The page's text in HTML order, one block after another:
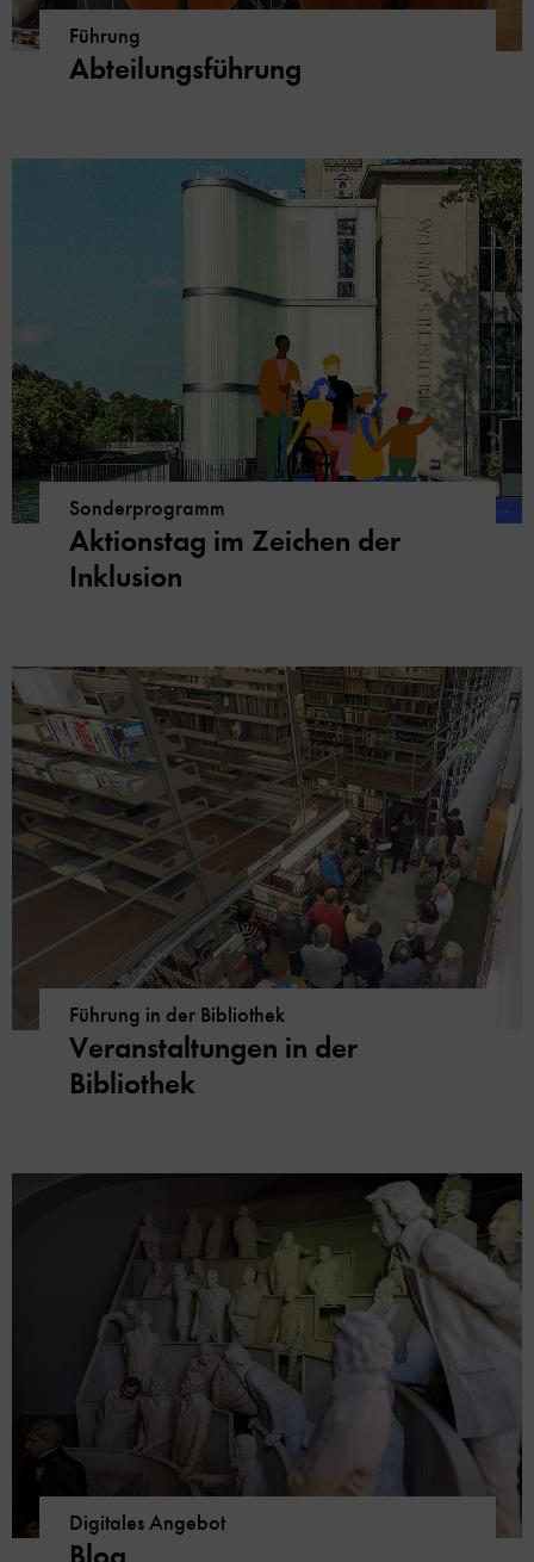
Führung
Abteilungsführung
Sonderprogramm
Aktionstag im Zeichen der
Inklusion
Führung in der Bibliothek
Veranstaltungen in der
Bibliothek
Digitales Angebot